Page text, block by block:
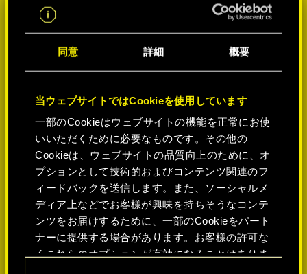
同意 詳細 概要
当ウェブサイトではCookieを使用しています
一部のCookieはウェブサイトの機能を正常にお使
いいただくために必要なものです。その他の
Cookieは、ウェブサイトの品質向上のために、オ
プションとして技術的およびコンテンツ関連のフ
ィードバックを送信します。また、ソーシャルメ
ディア上などでお客様が興味を持ちそうなコンテ
ンツをお届けするために、一部のCookieをパート
ナーに提供する場合があります。お客様の許可な
くこれらのオプションが有効になることはありま
プラットフォームを選択:
-50%